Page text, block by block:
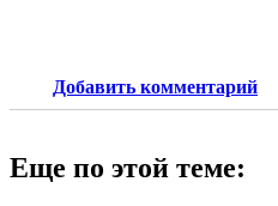
Добавить комментарий
Еще по этой теме: